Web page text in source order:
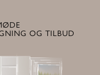
OG TILBUD